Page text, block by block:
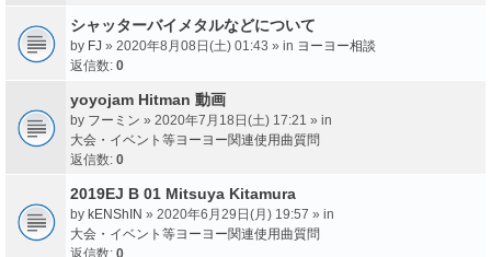
シャッターバイメタルなどについて
by FJ » 2020年8月08日(土) 01:43 » in ヨーヨー相談
返信数: 0
yoyojam Hitman 動画
by フーミン » 2020年7月18日(土) 17:21 » in
大会・イベント等ヨーヨー関連使用曲質問
返信数: 0
2019EJ B 01 Mitsuya Kitamura
by kENShIN » 2020年6月29日(月) 19:57 » in
大会・イベント等ヨーヨー関連使用曲質問
返信数: 0